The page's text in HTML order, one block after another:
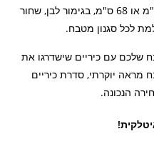
דגמים ברוחב 60 ס"מ או 68 ס"מ, בגימור לבן, שחור
לכל סגנון מטבח.
עם כיריים שישדרגו את
מראה יוקרתי, סדרת כיריים